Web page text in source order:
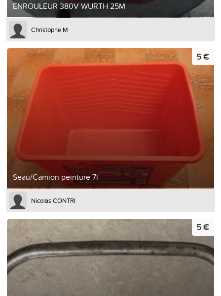
ENROULEUR 380V WURTH 25M
Christophe M
Seau/Camion peinture 7l
5 €
Nicolas CONTRI
5 €